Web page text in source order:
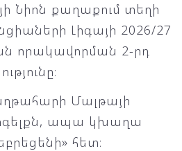
Նիոն քաղաքում տեղի
Լիգայի 2026/27
որակավորման 2-րդ
Մալթայի
ապա կխաղա
հետ։